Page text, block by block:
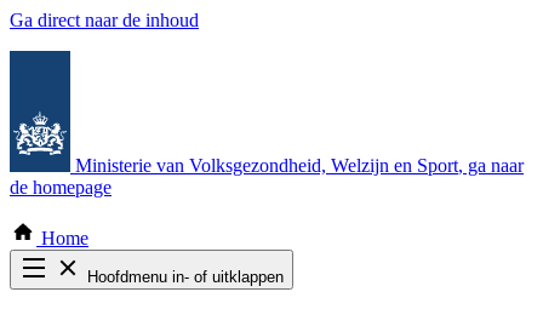
Ga direct naar de inhoud
Ministerie van Volksgezondheid, Welzijn en Sport, ga naar
de homepage
Home
Hoofdmenu in- of uitklappen